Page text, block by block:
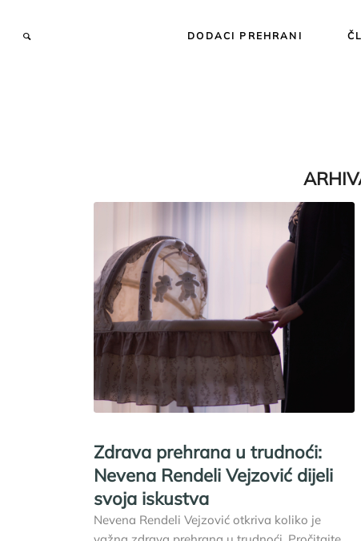
DODACI PREHRANI
Zdrava prehrana u trudnoći:
Nevena Rendeli Vejzović dijeli
svoja iskustva
Nevena Rendeli Vejzović otkriva koliko je